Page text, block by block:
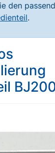
den
.